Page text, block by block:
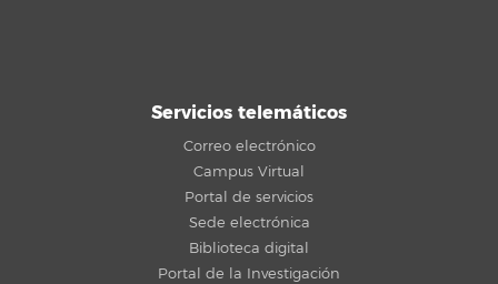
Servicios telemáticos
Correo electrónico
Campus Virtual
Portal de servicios
Sede electrónica
Biblioteca digital
Portal de la Investigación